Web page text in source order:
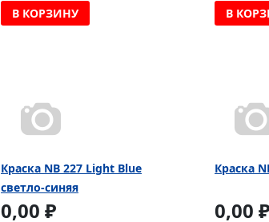
В КОРЗИНУ В
Краска NB 227 Light Blue
светло-синяя
0,00 ₽
Краска
0,00 ₽